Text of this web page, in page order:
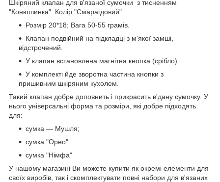
Шкіряний клапан для в'язаної сумочки з тисненням
"Конюшинка". Колір "Смарагдовий".
Розмір 20*18; Вага 50-55 грамів.
Клапан подвійний на підкладці з м'якої замші,
відстрочений.
У клапан встановлена магнітна кнопка (срібло)
У комплекті йде зворотна частина кнопки з
пришивним шкіряним кухолем.
Такий клапан добре доповнить і прикрасить в'дану сумочку. У
нього універсальні форма та розміри, які добре підходять
для:
сумка — Мушля;
сумка "Орео"
сумка "Німфа"
У нашому магазині Ви можете купити як окремі елементи для
своїх виробів, так і скомплектувати повні набори для в'язаних